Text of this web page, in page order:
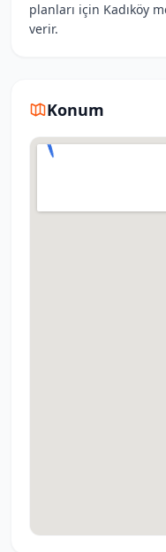
planları için Kadıköy
verir.
Konum